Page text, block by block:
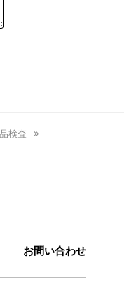
検査
お問い合わせ